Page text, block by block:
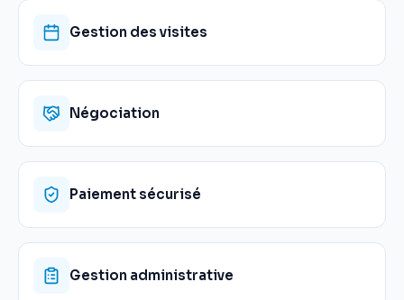
Gestion des visites
Négociation
Paiement sécurisé
Gestion administrative